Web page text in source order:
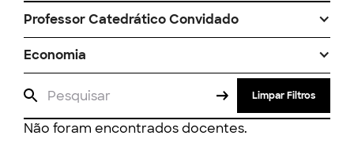
Professor Catedrático Convidado
Economia
Limpar Filtros
Não foram encontrados docentes.